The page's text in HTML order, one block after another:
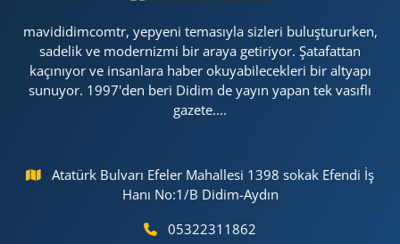
mavididimcomtr, yepyeni temasıyla sizleri buluştururken,
sadelik ve modernizmi bir araya getiriyor. Şatafattan
kaçınıyor ve insanlara haber okuyabilecekleri bir altyapı
sunuyor. 1997'den beri Didim de yayın yapan tek vasıflı
gazete....
Atatürk Bulvarı Efeler Mahallesi 1398 sokak Efendi İş
Hanı No:1/B Didim-Aydın
05322311862